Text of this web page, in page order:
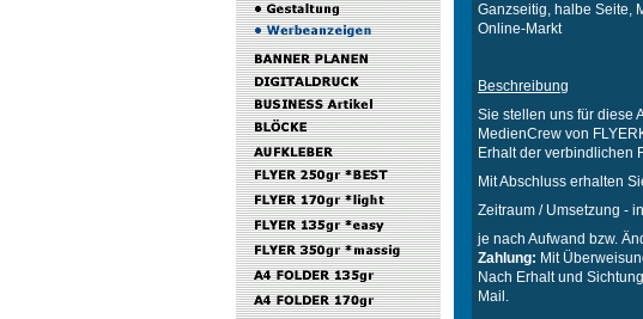
Ganzseitig, halbe Seite,
Online-Markt
Beschreibung
Sie stellen uns für diese
MedienCrew von
Erhalt der verbindlichen
Mit Abschluss erhalten
Zeitraum / Umsetzung -
je nach Aufwand bzw.
Zahlung: Mit
Nach Erhalt und
Mail.